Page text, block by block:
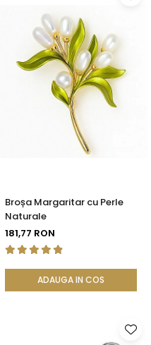
Broșa Margaritar cu Perle
Naturale
181,77 RON
ADAUGA IN COS